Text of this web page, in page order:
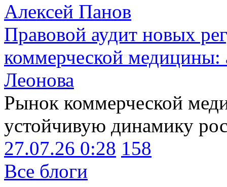
Алексей Панов
Правовой аудит новых
коммерческой медицины:
Леонова
Рынок коммерческой
устойчивую динамику
27.07.26 0:28 158
Все блоги